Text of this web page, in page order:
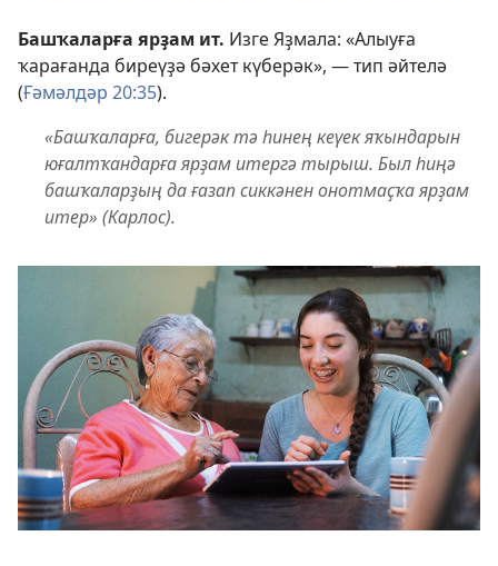
Башҡаларға ярҙам ит. Изге Яҙмала: «Алыуға
ҡарағанда биреүҙә бәхет күберәк», — тип әйтелә
(Ғәмәлдәр 20:35).
«Башҡаларға, бигерәк тә һинең кеүек яҡындарын
юғалтҡандарға ярҙам итергә тырыш. Был һиңә
башҡаларҙың да ғазап сиккәнен онотмаҫҡа ярҙам
итер» (Карлос).